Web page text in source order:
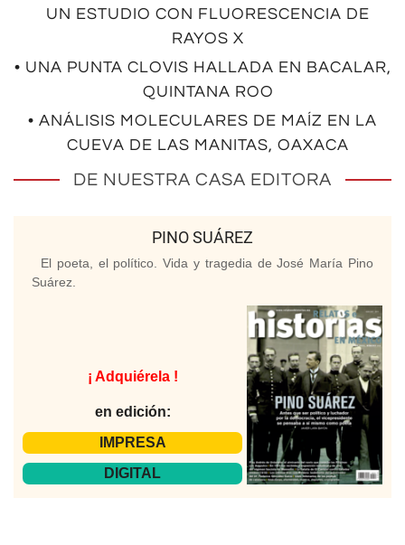
UN ESTUDIO CON FLUORESCENCIA DE
RAYOS X
• UNA PUNTA CLOVIS HALLADA EN BACALAR,
QUINTANA ROO
• ANÁLISIS MOLECULARES DE MAÍZ EN LA
CUEVA DE LAS MANITAS, OAXACA
DE NUESTRA CASA EDITORA
PINO SUÁREZ
El poeta, el político. Vida y tragedia de José María Pino
Suárez.
¡ Adquiérela !
en edición:
IMPRESA
DIGITAL